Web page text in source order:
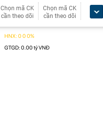
Chọn mã CK
cần theo dõi
Chọn mã CK
cần theo dõi